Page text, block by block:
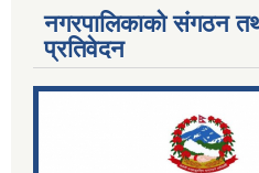
नगरपालिकाको संगठन
प्रतिवेदन